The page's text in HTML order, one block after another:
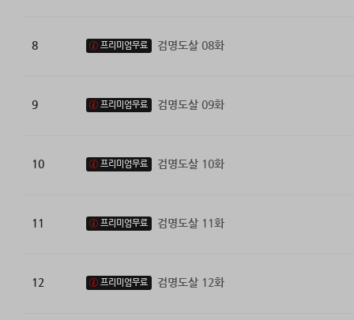
8 프리미엄무료 검명도살 08화
9 프리미엄무료 검명도살 09화
10 프리미엄무료 검명도살 10화
11 프리미엄무료 검명도살 11화
12 프리미엄무료 검명도살 12화